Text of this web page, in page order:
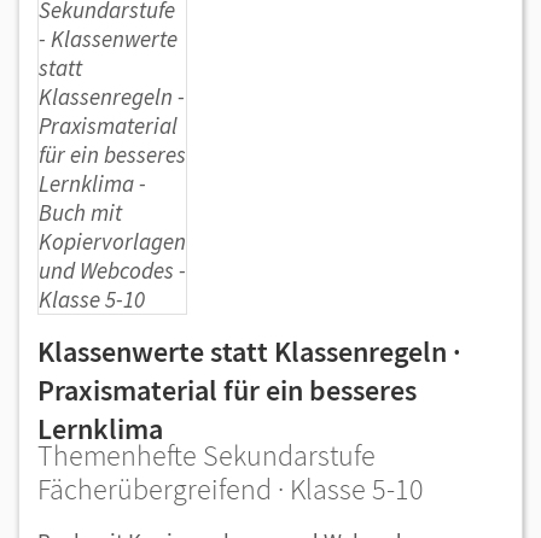
Klassenwerte statt Klassenregeln ·
Praxismaterial für ein besseres
Lernklima
Themenhefte Sekundarstufe
Fächerübergreifend · Klasse 5-10